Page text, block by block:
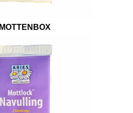
MOTTENBOX